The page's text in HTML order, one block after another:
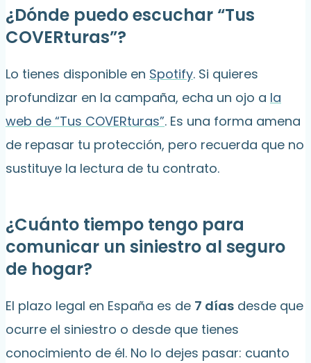
¿Dónde puedo escuchar “Tus
COVERturas”?
Lo tienes disponible en Spotify. Si quieres
profundizar en la campaña, echa un ojo a la
web de “Tus COVERturas”. Es una forma amena
de repasar tu protección, pero recuerda que no
sustituye la lectura de tu contrato.
¿Cuánto tiempo tengo para
comunicar un siniestro al seguro
de hogar?
El plazo legal en España es de 7 días desde que
ocurre el siniestro o desde que tienes
conocimiento de él. No lo dejes pasar: cuanto